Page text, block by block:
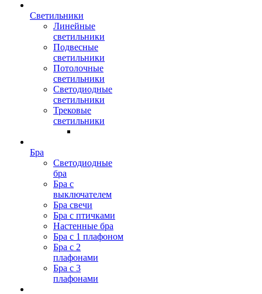
Светильники
Линейные
светильники
Подвесные
светильники
Потолочные
светильники
Светодиодные
светильники
Трековые
светильники
Бра
Светодиодные
бра
Бра с
выключателем
Бра свечи
Бра с птичками
Настенные бра
Бра с 1 плафоном
Бра с 2
плафонами
Бра с 3
плафонами